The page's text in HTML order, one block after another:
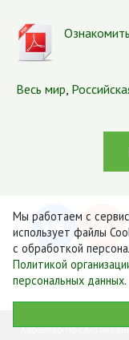
Весь мир,
Система комментирования
Характер
Мы работаем с
использует файлы
с обработкой
Политикой
персональных данных.